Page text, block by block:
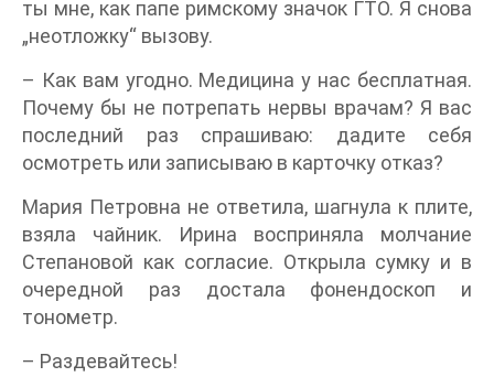
ты мне, как папе римскому значок ГТО. Я снова
„неотложку“ вызову.
– Как вам угодно. Медицина у нас бесплатная.
Почему бы не потрепать нервы врачам? Я вас
последний раз спрашиваю: дадите себя
осмотреть или записываю в карточку отказ?
Мария Петровна не ответила, шагнула к плите,
взяла чайник. Ирина восприняла молчание
Степановой как согласие. Открыла сумку и в
очередной раз достала фонендоскоп и
тонометр.
– Раздевайтесь!